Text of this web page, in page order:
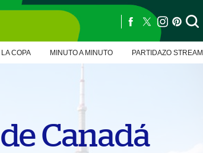
COPA MINUTO A MINUTO PARTIDAZO STREAM
Canadá